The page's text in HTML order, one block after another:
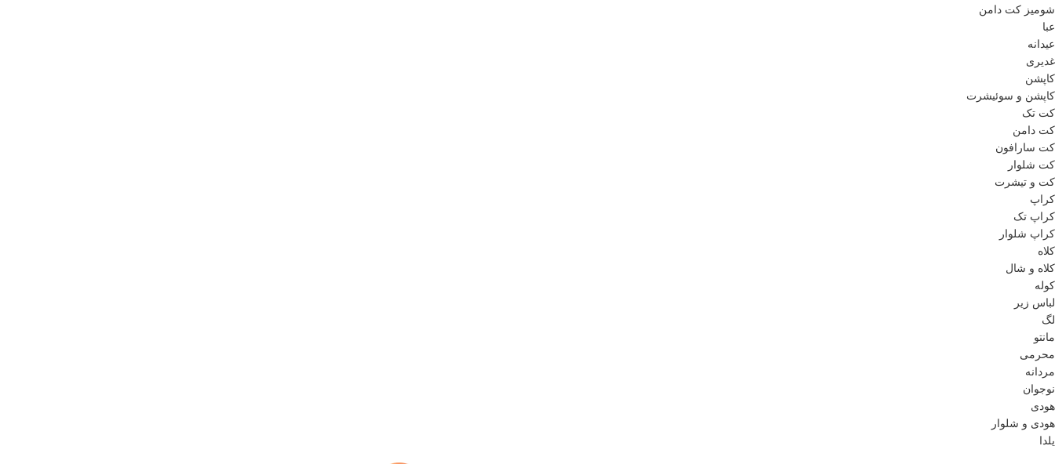
شومیز کت دامن
عبا
عیدانه
غدیری
کاپشن
کاپشن و سوئیشرت
کت تک
کت دامن
کت سارافون
کت شلوار
کت و تیشرت
کراپ
کراپ تک
کراپ شلوار
کلاه
کلاه و شال
کوله
لباس زیر
لگ
مانتو
محرمی
مردانه
نوجوان
هودی
هودی و شلوار
یلدا